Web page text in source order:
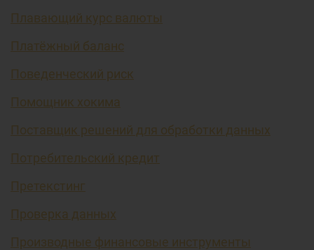
Плавающий курс валюты
Платёжный баланс
Поведенческий риск
Помощник хокима
Поставщик решений для обработки данных
Потребительский кредит
Претекстинг
Проверка данных
Производные финансовые инструменты